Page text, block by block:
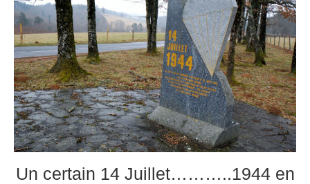
Un certain 14 Juillet………..1944 en